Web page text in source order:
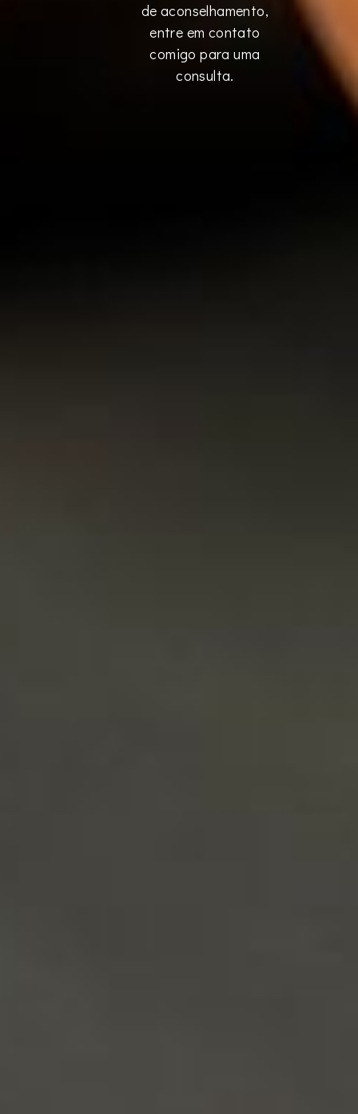
de aconselhamento,
entre em contato
comigo para uma
consulta.